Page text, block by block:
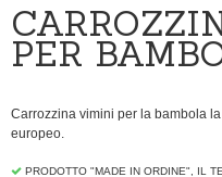
PER
Carrozzina vimini per la bambola
europeo.
PRODOTTO "MADE IN ORDINE", IL